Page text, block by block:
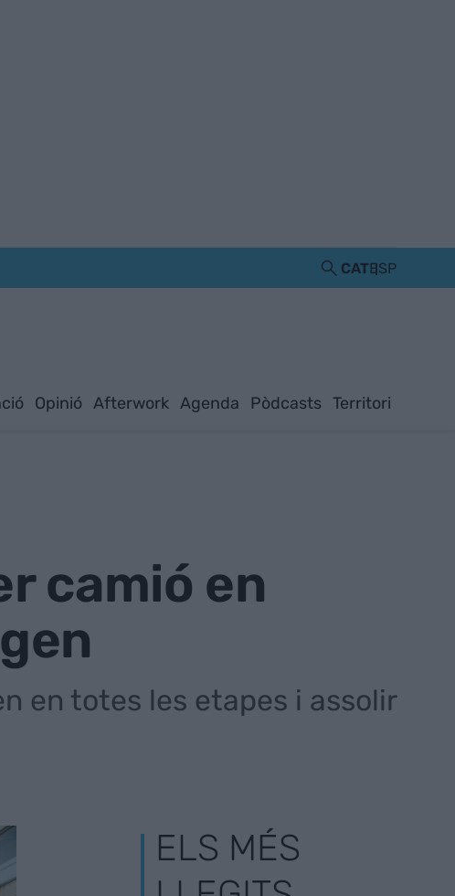
CATESP
Opinió Afterwork Agenda Pòdcasts Territori
camió en
en totes les etapes i assolir
ELS MÉS